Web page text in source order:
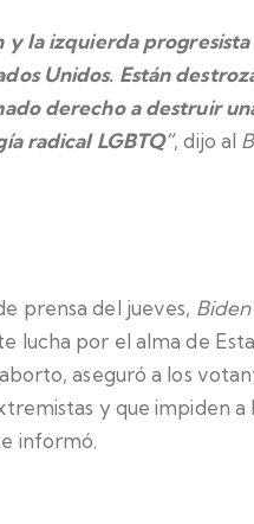
y la izquierda
Unidos. Están
derecho a destruir
radical LGBTQ”, dijo al
prensa del jueves, Biden
por el alma de
aseguró a los
y que impiden
informó.